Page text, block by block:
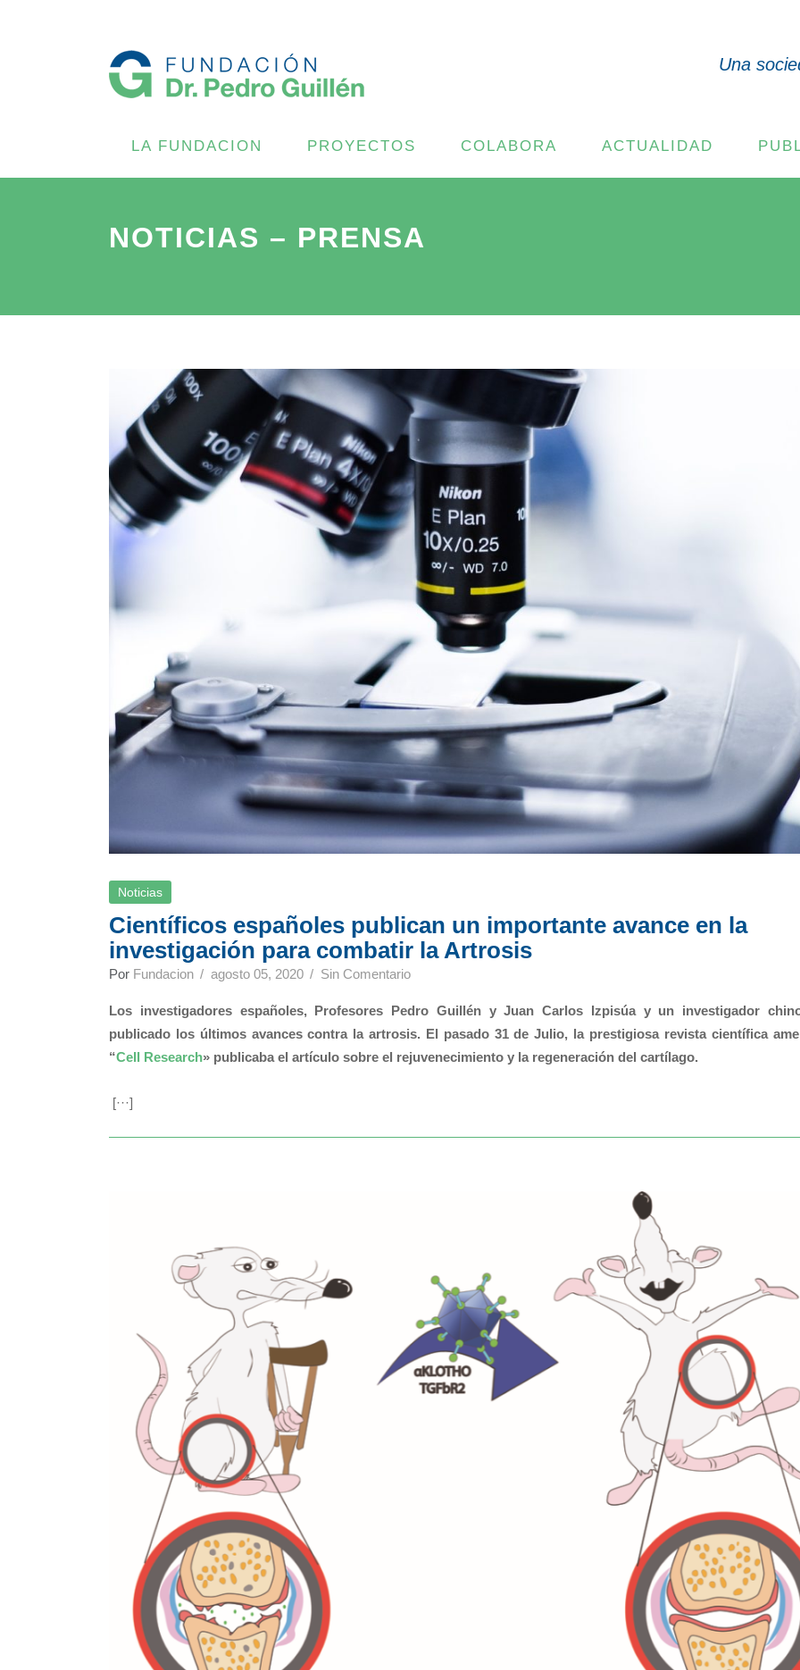
Una
LA FUNDACION PROYECTOS COLABORA ACTUALIDAD
NOTICIAS – PRENSA
Científicos españoles publican un importante avance en la
para combatir la Artrosis
Noticias
Científicos españoles publican un importante avance en la
investigación para combatir la Artrosis
Por Fundacion agosto 05, 2020 Sin Comentario
Los investigadores españoles, Profesores Pedro Guillén y Juan Carlos Izpisúa y un investigador
publicado los últimos avances contra la artrosis. El pasado 31 de Julio, la prestigiosa revista científica
“Cell Research» publicaba el artículo sobre el rejuvenecimiento y la regeneración del cartílago.
[···]
Científicos españoles descubren que la combinación de dos